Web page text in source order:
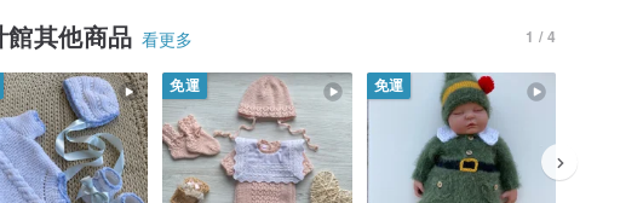
館其他商品 看更多 1 / 4
免運 免運